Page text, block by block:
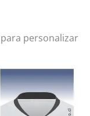
personalizar